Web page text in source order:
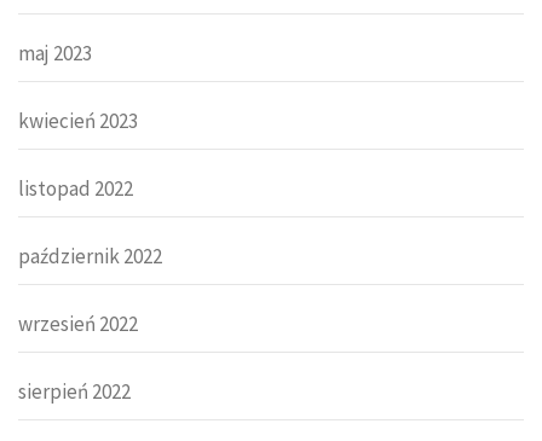
maj 2023
kwiecień 2023
listopad 2022
październik 2022
wrzesień 2022
sierpień 2022